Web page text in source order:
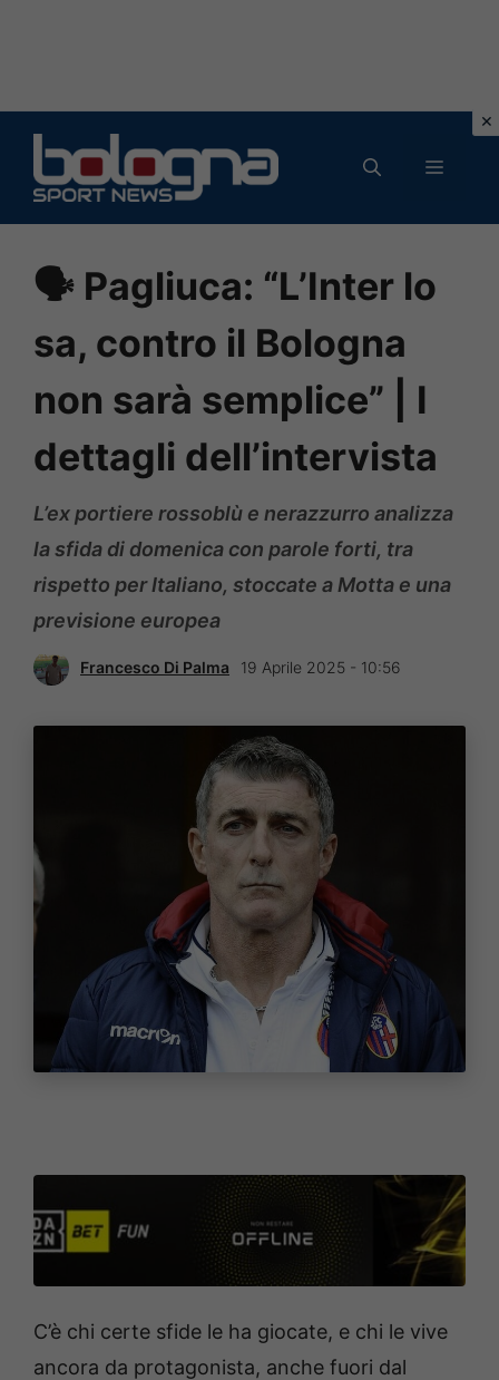
contenuto
MENU
🗣️ Pagliuca: “L’Inter lo
sa, contro il Bologna
non sarà semplice” | I
dettagli dell’intervista
L’ex portiere rossoblù e nerazzurro analizza
la sfida di domenica con parole forti, tra
rispetto per Italiano, stoccate a Motta e una
previsione europea
Francesco Di Palma 19 Aprile 2025 - 10:56
C’è chi certe sfide le ha giocate, e chi le vive
ancora da protagonista, anche fuori dal